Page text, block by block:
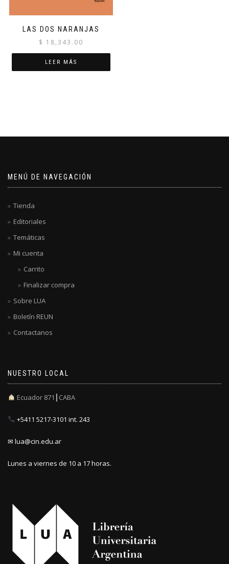
LAS DOS NARANJAS
$ 18,343.00
LEER MÁS
MENÚ DE NAVEGACIÓN
Tienda
Editoriales
Temáticas
Mi cuenta
Carrito
Finalizar compra
Sobre LUA
Boletín REUN
Contactanos
NUESTRO LOCAL
Ecuador 871┃CABA
+5411 5217-3101 int. 243
✉ lua@cin.edu.ar
Lunes a viernes de 10 a 17 horas.